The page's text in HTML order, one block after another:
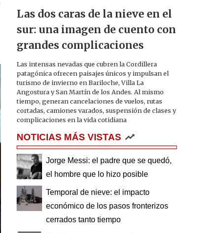
Las dos caras de la nieve en el
sur: una imagen de cuento con
grandes complicaciones
Las intensas nevadas que cubren la Cordillera
patagónica ofrecen paisajes únicos y impulsan el
turismo de invierno en Bariloche, Villa La
Angostura y San Martín de los Andes. Al mismo
tiempo, generan cancelaciones de vuelos, rutas
cortadas, camiones varados, suspensión de clases y
complicaciones en la vida cotidiana
NOTICIAS MÁS VISTAS
Jorge Messi: el padre que se quedó,
el hombre que lo hizo posible
Temporal de nieve: el impacto
económico de los pasos fronterizos
cerrados tanto tiempo